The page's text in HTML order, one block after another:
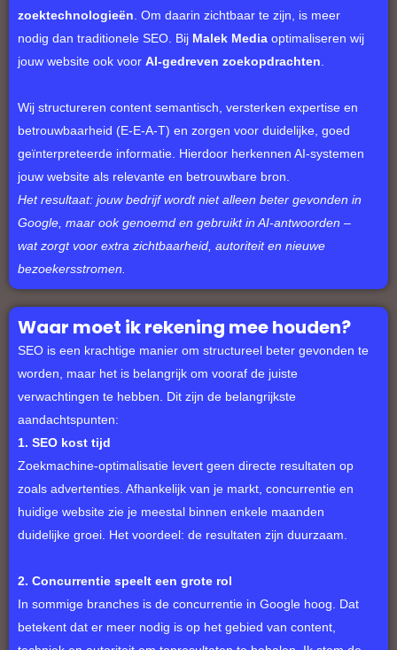
zoektechnologieën . Om daarin zichtbaar te zijn, is meer
nodig dan traditionele SEO. Bij Malek Media optimaliseren wij
jouw website ook voor AI-gedreven zoekopdrachten
Wij structureren content semantisch, versterken expertise en
betrouwbaarheid (E-E-A-T) en zorgen voor duidelijke, goed
geïnterpreteerde informatie. Hierdoor herkennen AI-systemen
jouw website als relevante en betrouwbare bron.
Het resultaat: jouw bedrijf wordt niet alleen beter gevonden in
Google, maar ook genoemd en gebruikt in AI-antwoorden –
wat zorgt voor extra zichtbaarheid, autoriteit en nieuwe
bezoekersstromen.
Waar moet ik rekening mee houden?
SEO is een krachtige manier om structureel beter gevonden te
worden, maar het is belangrijk om vooraf de juiste
verwachtingen te hebben. Dit zijn de belangrijkste
aandachtspunten:
1. SEO kost tijd
Zoekmachine-optimalisatie levert geen directe resultaten op
zoals advertenties. Afhankelijk van je markt, concurrentie en
huidige website zie je meestal binnen enkele maanden
duidelijke groei. Het voordeel: de resultaten zijn duurzaam.
2. Concurrentie speelt een grote rol
In sommige branches is de concurrentie in Google hoog. Dat
betekent dat er meer nodig is op het gebied van content,